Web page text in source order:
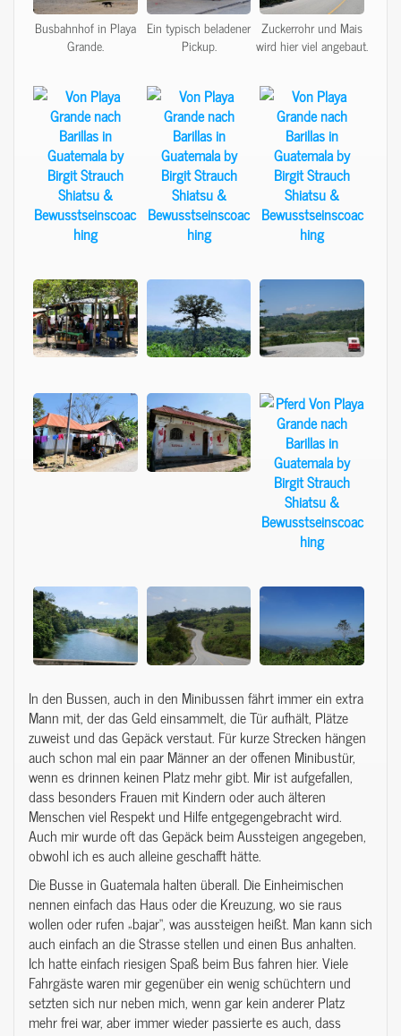
Busbahnhof in Playa
Grande.
Ein typisch beladener
Pickup.
Zuckerrohr und Mais
wird hier viel angebaut.
In den Bussen, auch in den Minibussen fährt immer ein extra
Mann mit, der das Geld einsammelt, die Tür aufhält, Plätze
zuweist und das Gepäck verstaut. Für kurze Strecken hängen
auch schon mal ein paar Männer an der offenen Minibustür,
wenn es drinnen keinen Platz mehr gibt. Mir ist aufgefallen,
dass besonders Frauen mit Kindern oder auch älteren
Menschen viel Respekt und Hilfe entgegengebracht wird.
Auch mir wurde oft das Gepäck beim Aussteigen angegeben,
obwohl ich es auch alleine geschafft hätte.
Die Busse in Guatemala halten überall. Die Einheimischen
nennen einfach das Haus oder die Kreuzung, wo sie raus
wollen oder rufen „bajar“, was aussteigen heißt. Man kann sich
auch einfach an die Strasse stellen und einen Bus anhalten.
Ich hatte einfach riesigen Spaß beim Bus fahren hier. Viele
Fahrgäste waren mir gegenüber ein wenig schüchtern und
setzten sich nur neben mich, wenn gar kein anderer Platz
mehr frei war, aber immer wieder passierte es auch, dass